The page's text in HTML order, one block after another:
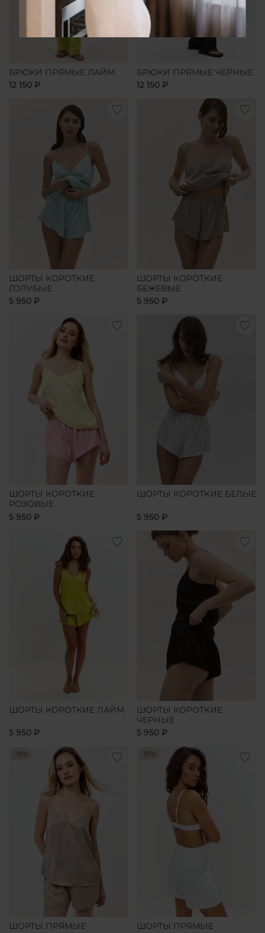
БРЮКИ ПРЯМЫЕ ЛАЙМ
12 150 ₽
БРЮКИ ПРЯМЫЕ ЧЕРНЫЕ
12 150 ₽
ШОРТЫ КОРОТКИЕ
ГОЛУБЫЕ
5 950 ₽
ШОРТЫ КОРОТКИЕ
БЕЖЕВЫЕ
5 950 ₽
ШОРТЫ КОРОТКИЕ
РОЗОВЫЕ
5 950 ₽
ШОРТЫ КОРОТКИЕ БЕЛЫЕ
5 950 ₽
ШОРТЫ КОРОТКИЕ ЛАЙМ
5 950 ₽
ШОРТЫ КОРОТКИЕ
ЧЕРНЫЕ
5 950 ₽
-15%
ШОРТЫ ПРЯМЫЕ
-15%
ШОРТЫ ПРЯМЫЕ